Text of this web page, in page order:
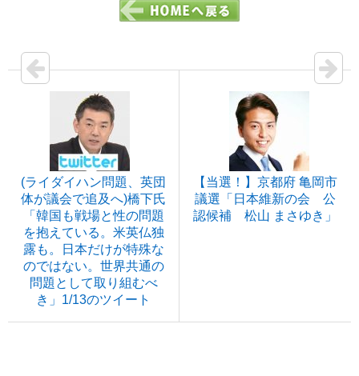
(ライダイハン問題、英団
体が議会で追及へ)橋下氏
「韓国も戦場と性の問題
を抱えている。米英仏独
露も。日本だけが特殊な
のではない。世界共通の
問題として取り組むべ
き」1/13のツイート
【当選！】京都府 亀岡市
議選「日本維新の会 公
認候補 松山 まさゆき」